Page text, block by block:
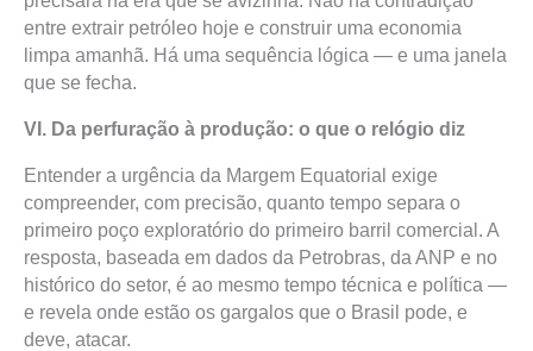
entre extrair petróleo hoje e construir uma economia
limpa amanhã. Há uma sequência lógica — e uma janela
que se fecha.
VI. Da perfuração à produção: o que o relógio diz
Entender a urgência da Margem Equatorial exige
compreender, com precisão, quanto tempo separa o
primeiro poço exploratório do primeiro barril comercial. A
resposta, baseada em dados da Petrobras, da ANP e no
histórico do setor, é ao mesmo tempo técnica e política —
e revela onde estão os gargalos que o Brasil pode, e
deve, atacar.